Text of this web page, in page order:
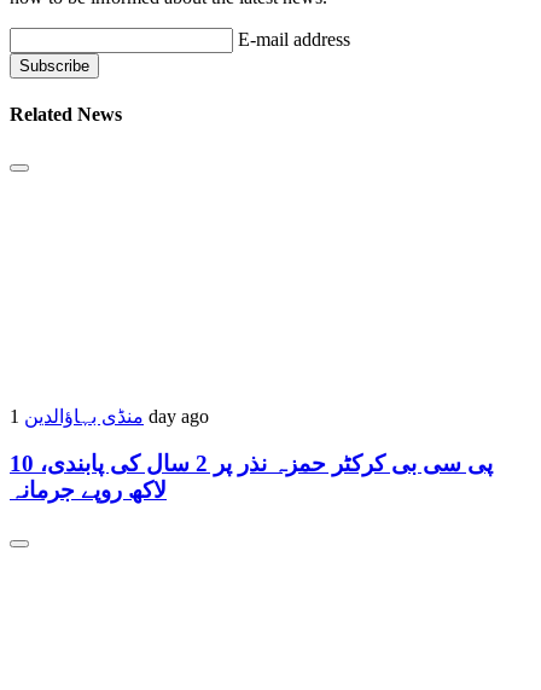
E-mail address
Related News
منڈی بہاؤالدین 1 day ago
پی سی بی کرکٹر حمزہ نذر پر 2 سال کی پابندی، 10
لاکھ روپے جرمانہ